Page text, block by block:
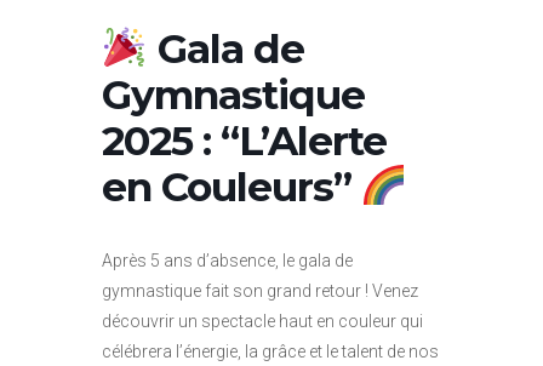
Gala de
Gymnastique
2025 : “L’Alerte
en Couleurs”
Après 5 ans d’absence, le gala de
gymnastique fait son grand retour ! Venez
découvrir un spectacle haut en couleur qui
célébrera l’énergie, la grâce et le talent de nos